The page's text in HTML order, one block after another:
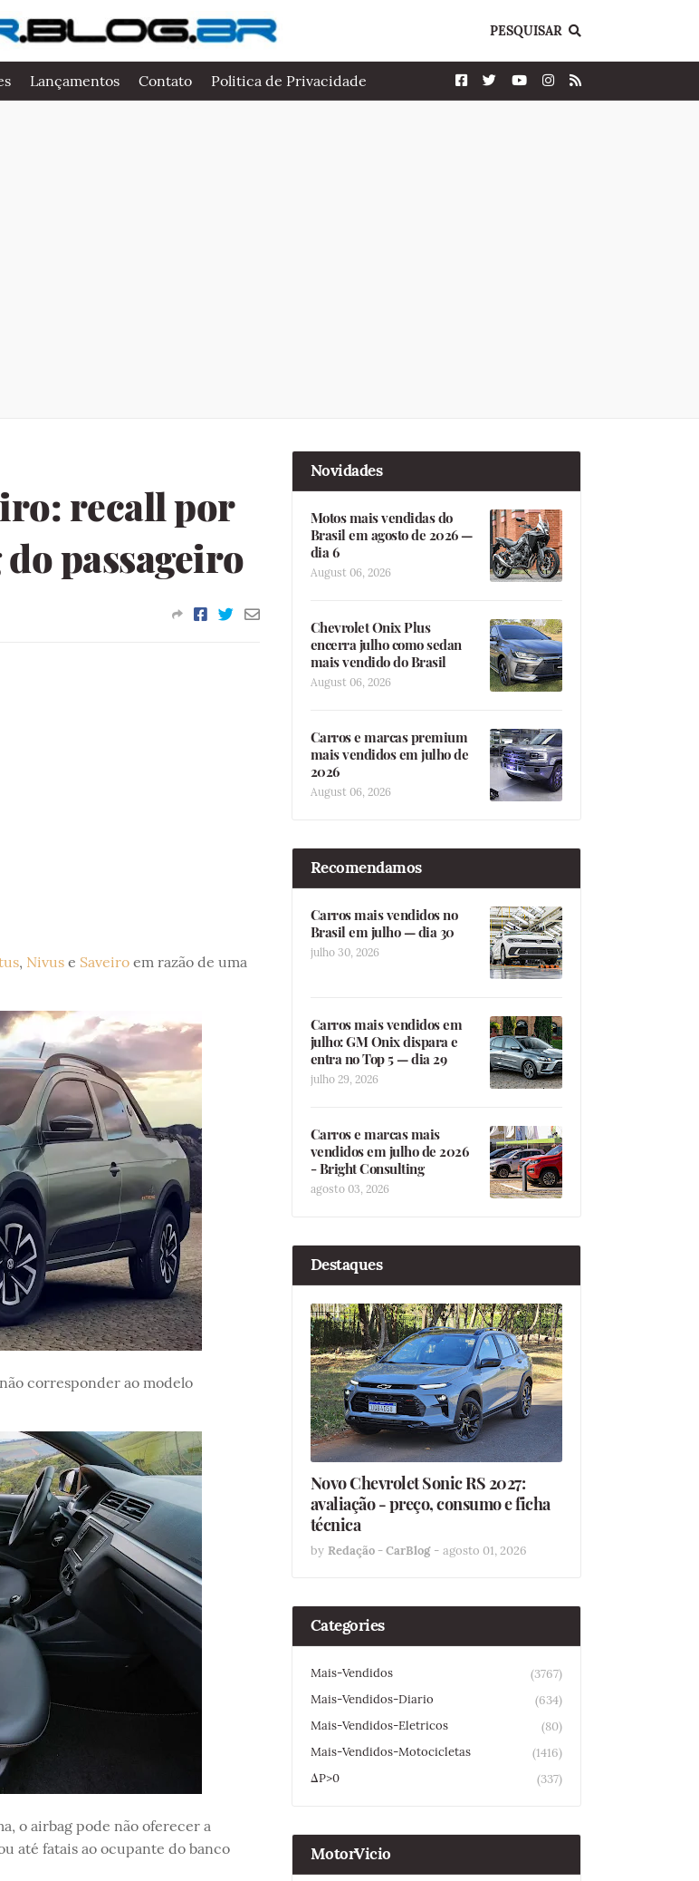
PESQUISAR
Lançamentos Contato Politica de Privacidade
recall por
passageiro
, Nivuse Saveiroem razão de uma
corresponder ao modelo
o airbag pode não oferecer a
até fatais ao ocupante do banco
Novidades
Motos mais vendidas do
Brasil em agosto de 2026 —
dia 6
August 06, 2026
Chevrolet Onix Plus
encerra julho como sedan
mais vendido do Brasil
August 06, 2026
Carros e marcas premium
mais vendidos em julho de
2026
August 06, 2026
Recomendamos
Carros mais vendidos no
Brasil em julho — dia 30
julho 30, 2026
Carros mais vendidos em
julho: GM Onix dispara e
entra no Top 5 — dia 29
julho 29, 2026
Carros e marcas mais
vendidos em julho de 2026
- Bright Consulting
agosto 03, 2026
Destaques
Novo Chevrolet Sonic RS 2027:
avaliação - preço, consumo e ficha
técnica
by Redação - CarBlog - agosto 01, 2026
Categories
Mais-Vendidos
(3767)
Mais-Vendidos-Diario
(634)
Mais-Vendidos-Eletricos
(80)
Mais-Vendidos-Motocicletas
(1416)
ΔP>0
(337)
MotorVicio